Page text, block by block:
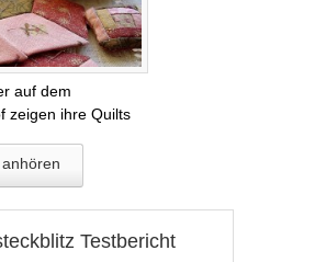
auf dem
zeigen ihre Quilts
Testbericht